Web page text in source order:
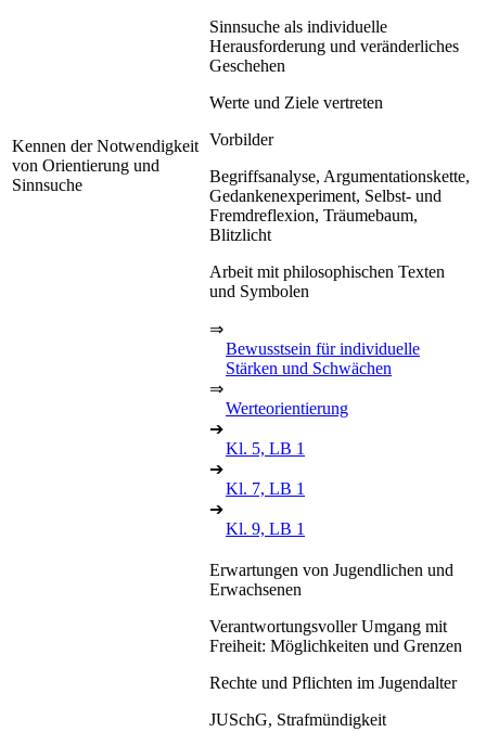
Kennen der Notwendigkeit
von Orientierung und
Sinnsuche
Sinnsuche als individuelle
Herausforderung und veränderliches
Geschehen
Werte und Ziele vertreten
Vorbilder
Begriffsanalyse, Argumentationskette,
Gedankenexperiment, Selbst- und
Fremdreflexion, Träumebaum,
Blitzlicht
Arbeit mit philosophischen Texten
und Symbolen
⇒
Bewusstsein für individuelle
Stärken und Schwächen
⇒
Werteorientierung
➔
Kl. 5, LB 1
➔
Kl. 7, LB 1
➔
Kl. 9, LB 1
Erwartungen von Jugendlichen und
Erwachsenen
Verantwortungsvoller Umgang mit
Freiheit: Möglichkeiten und Grenzen
Rechte und Pflichten im Jugendalter
JUSchG, Strafmündigkeit